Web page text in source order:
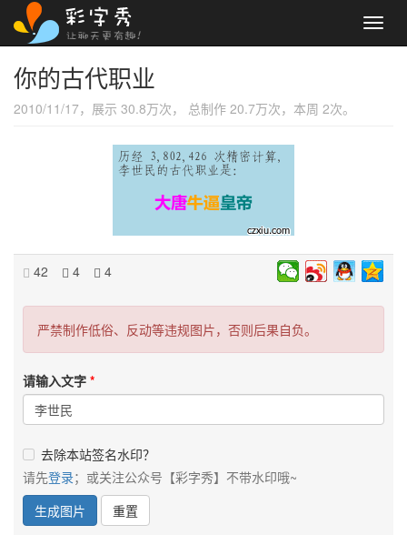
你的古代职业
2010/11/17，展示 30.8万次， 总制作 20.7万次，本周 2次。
42 4 4
严禁制作低俗、反动等违规图片，否则后果自负。
请输入文字
去除本站签名水印？
请先登录；或关注公众号【彩字秀】不带水印哦~
生成图片
重置